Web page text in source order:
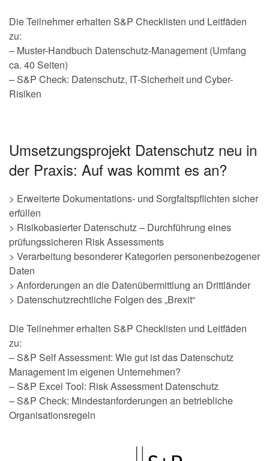
Die Teilnehmer erhalten S&P Checklisten und Leitfäden
zu:
– Muster-Handbuch Datenschutz-Management (Umfang
ca. 40 Seiten)
– S&P Check: Datenschutz, IT-Sicherheit und Cyber-
Risiken
Umsetzungsprojekt Datenschutz neu in
der Praxis: Auf was kommt es an?
> Erweiterte Dokumentations- und Sorgfaltspflichten sicher
erfüllen
> Risikobasierter Datenschutz – Durchführung eines
prüfungssicheren Risk Assessments
> Verarbeitung besonderer Kategorien personenbezogener
Daten
> Anforderungen an die Datenübermittlung an Drittländer
> Datenschutzrechtliche Folgen des „Brexit“
Die Teilnehmer erhalten S&P Checklisten und Leitfäden
zu:
– S&P Self Assessment: Wie gut ist das Datenschutz
Management im eigenen Unternehmen?
– S&P Excel Tool: Risk Assessment Datenschutz
– S&P Check: Mindestanforderungen an betriebliche
Organisationsregeln